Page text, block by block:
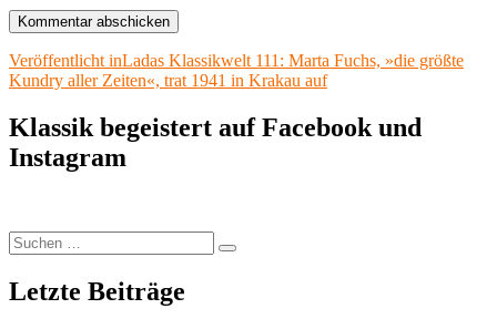
Beitragsnavigation
Veröffentlicht inLadas Klassikwelt 111: Marta Fuchs, »die größte
Kundry aller Zeiten«, trat 1941 in Krakau auf
Klassik begeistert auf Facebook und
Instagram
Suchen
nach:
Suchen
Letzte Beiträge